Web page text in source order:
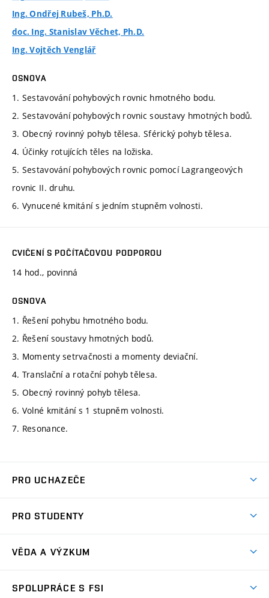
Ing. Ondřej Rubeš, Ph.D.
doc. Ing. Stanislav Věchet, Ph.D.
Ing. Vojtěch Venglář
OSNOVA
1. Sestavování pohybových rovnic hmotného bodu.
2. Sestavování pohybových rovnic soustavy hmotných bodů.
3. Obecný rovinný pohyb tělesa. Sférický pohyb tělesa.
4. Účinky rotujících těles na ložiska.
5. Sestavování pohybových rovnic pomocí Lagrangeových
rovnic II. druhu.
6. Vynucené kmitání s jedním stupněm volnosti.
CVIČENÍ S POČÍTAČOVOU PODPOROU
14 hod., povinná
OSNOVA
1. Řešení pohybu hmotného bodu.
2. Řešení soustavy hmotných bodů.
3. Momenty setrvačnosti a momenty deviační.
4. Translační a rotační pohyb tělesa.
5. Obecný rovinný pohyb tělesa.
6. Volné kmitání s 1 stupněm volnosti.
7. Resonance.
PRO UCHAZEČE
Ambasadoři studia
Zápisy
PRO STUDENTY
Studijní předpisy
VĚDA A VÝZKUM
SPOLUPRÁCE S FSI